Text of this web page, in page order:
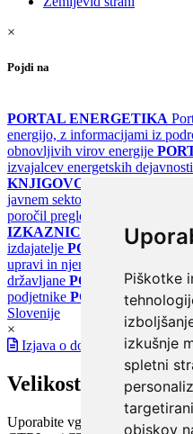
Piškotke
izkušnje
spletni
obiskov
×
Pojdi na
PORTAL ENERGETIKA
energijo, z informacijami iz
obnovljivih virov energije
izvajalcev energetskih dejavnosti
KNJIGOVODSTVO
javnem sektorju
poročil pregledov klimatskih
IZKAZNICE
Register
izdajatelje PORTAL GOV.SI
upravi in njenih storitvah
državljane PORTAL SPOT
podjetnike PORTAL OPSI
Slovenije
×
Izjava o dostopnosti
Velikost pisave
Uporabite vgrajeno funkcijo